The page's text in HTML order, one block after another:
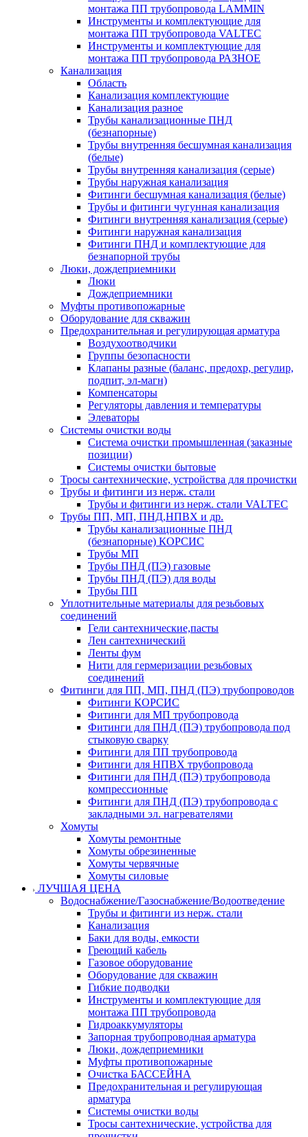
монтажа ПП трубопровода LAMMIN
Инструменты и комплектующие для
монтажа ПП трубопровода VALTEC
Инструменты и комплектующие для
монтажа ПП трубопровода РАЗНОЕ
Канализация
Область
Канализация комплектующие
Канализация разное
Трубы канализационные ПНД
(безнапорные)
Трубы внутренняя бесшумная канализация
(белые)
Трубы внутренняя канализация (серые)
Трубы наружная канализация
Фитинги бесшумная канализация (белые)
Трубы и фитинги чугунная канализация
Фитинги внутренняя канализация (серые)
Фитинги наружная канализация
Фитинги ПНД и комплектующие для
безнапорной трубы
Люки, дождеприемники
Люки
Дождеприемники
Муфты противопожарные
Оборудование для скважин
Предохранительная и регулирующая арматура
Воздухоотводчики
Группы безопасности
Клапаны разные (баланс, предохр, регулир,
подпит, эл-магн)
Компенсаторы
Регуляторы давления и температуры
Элеваторы
Системы очистки воды
Система очистки промышленная (заказные
позиции)
Системы очистки бытовые
Тросы сантехнические, устройства для прочистки
Трубы и фитинги из нерж. стали
Трубы и фитинги из нерж. стали VALTEC
Трубы ПП, МП, ПНД,НПВХ и др.
Трубы канализационные ПНД
(безнапорные) КОРСИС
Трубы МП
Трубы ПНД (ПЭ) газовые
Трубы ПНД (ПЭ) для воды
Трубы ПП
Уплотнительные материалы для резьбовых
соединений
Гели сантехнические,пасты
Лен сантехнический
Ленты фум
Нити для гермеризации резьбовых
соединений
Фитинги для ПП, МП, ПНД (ПЭ) трубопроводов
Фитинги КОРСИС
Фитинги для МП трубопровода
Фитинги для ПНД (ПЭ) трубопровода под
стыковую сварку
Фитинги для ПП трубопровода
Фитинги для НПВХ трубопровода
Фитинги для ПНД (ПЭ) трубопровода
компрессионные
Фитинги для ПНД (ПЭ) трубопровода с
закладными эл. нагревателями
Хомуты
Хомуты ремонтные
Хомуты обрезиненные
Хомуты червячные
Хомуты силовые
ЛУЧШАЯ ЦЕНА
Водоснабжение/Газоснабжение/Водоотведение
Трубы и фитинги из нерж. стали
Канализация
Баки для воды, емкости
Греющий кабель
Газовое оборудование
Оборудование для скважин
Гибкие подводки
Инструменты и комплектующие для
монтажа ПП трубопровода
Гидроаккумуляторы
Запорная трубопроводная арматура
Люки, дождеприемники
Муфты противопожарные
Очистка БАССЕЙНА
Предохранительная и регулирующая
арматура
Системы очистки воды
Тросы сантехнические, устройства для